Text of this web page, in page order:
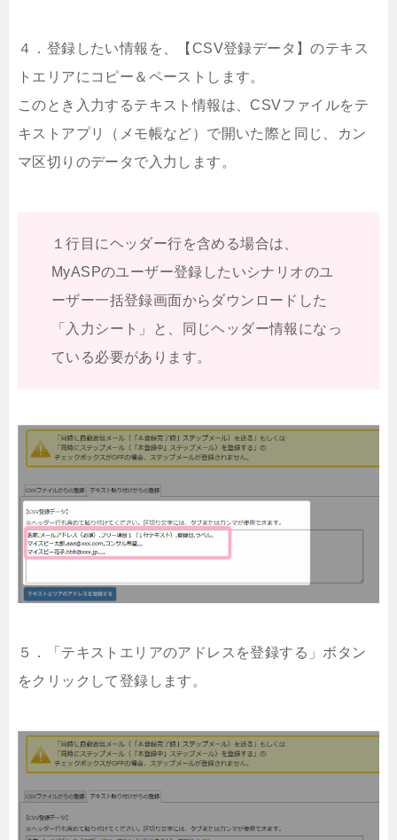
４．登録したい情報を、【CSV登録データ】のテキス
トエリアにコピー＆ペーストします。
このとき入力するテキスト情報は、CSVファイルをテ
キストアプリ（メモ帳など）で開いた際と同じ、カン
マ区切りのデータで入力します。
１行目にヘッダー行を含める場合は、
MyASPのユーザー登録したいシナリオのユ
ーザー一括登録画面からダウンロードした
「入力シート」と、同じヘッダー情報になっ
ている必要があります。
５．「テキストエリアのアドレスを登録する」ボタン
をクリックして登録します。